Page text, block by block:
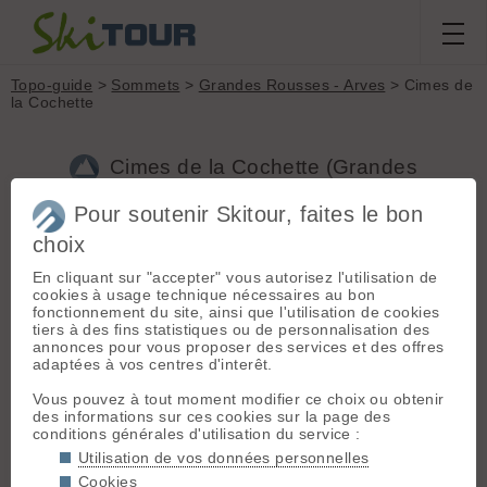
Topo-guide > Sommets > Grandes Rousses - Arves > Cimes de
la Cochette
Cimes de la Cochette (Grandes
Cochette et l'Aiguille Noire, offrant une face ouest de grande
ampleur.
Topos associés - Cimes de la Cochette
Cimes de la Cochette, Couloir NNW depuis le col de la Croix
de Fer (D+ 1750m / Ski 4.1) GPX
Cimes de la Cochette, Glacier de Cote blanc, Aig Laisse
1600m / Ski 3.1)
Pour soutenir Skitour, faites le bon
choix
En cliquant sur "accepter" vous autorisez l'utilisation de
cookies à usage technique nécessaires au bon
fonctionnement du site, ainsi que l'utilisation de cookies
tiers à des fins statistiques ou de personnalisation des
annonces pour vous proposer des services et des offres
adaptées à vos centres d'interêt.
Vous pouvez à tout moment modifier ce choix ou obtenir
des informations sur ces cookies sur la page des
conditions générales d'utilisation du service :
Utilisation de vos données personnelles
Cookies